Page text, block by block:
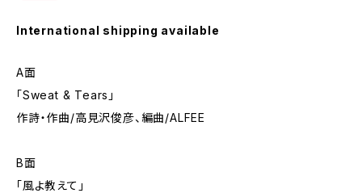
International shipping available
A面
「Sweat & Tears」
作詩・作曲/高見沢俊彦、編曲/ALFEE
B面
「風よ教えて」